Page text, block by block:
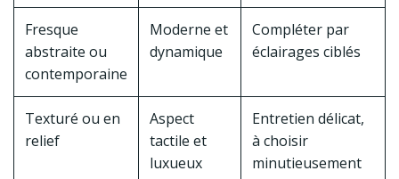
Fresque
abstraite ou
contemporaine
Moderne et
dynamique
Compléter par
éclairages ciblés
Texturé ou en
relief
Aspect
tactile et
luxueux
Entretien délicat,
à choisir
minutieusement